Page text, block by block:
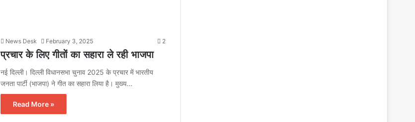
News Desk February 3, 2025 2
प्रचार के लिए गीतों का सहारा ले रही भाजपा
नई दिल्ली। दिल्ली विधानसभा चुनाव 2025 के प्रचार में भारतीय
जनता पार्टी (भाजपा) ने गीत का सहारा लिया है। मुख्य…
Read More »